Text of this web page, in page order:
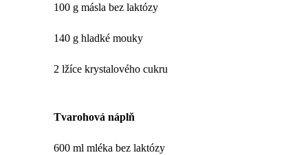
100 g másla bez laktózy
140 g hladké mouky
2 lžíce krystalového cukru
Tvarohová náplň
600 ml mléka bez laktózy